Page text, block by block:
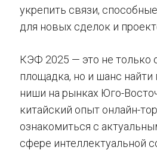
укрепить связи,
для новых сделок и
КЭФ 2025 — это не только
площадка, но и шанс
ниши на рынках Юго-
китайский опыт онлайн-
ознакомиться с
сфере интеллектуальной